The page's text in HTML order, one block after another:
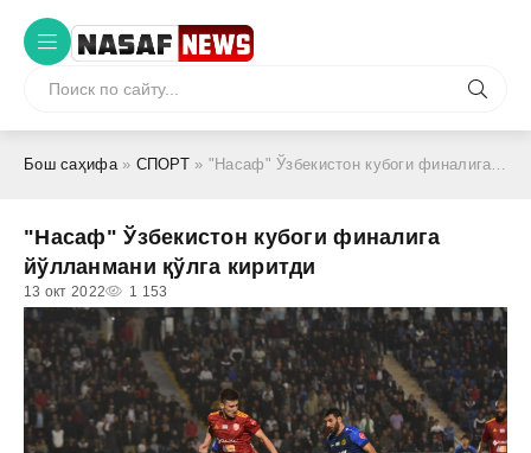
Бош саҳифа» СПОРТ » "Насаф" Ўзбекистон кубоги финалига йўлланмани қўлга киритди
"Насаф" Ўзбекистон кубоги финалига
йўлланмани қўлга киритди
13 окт 2022 1 153